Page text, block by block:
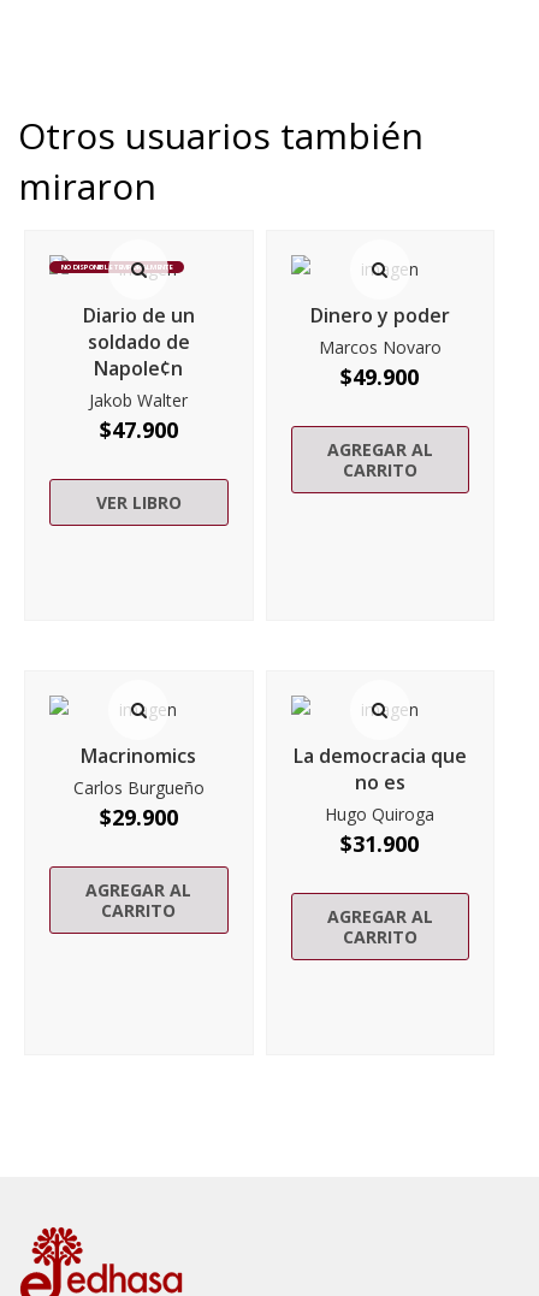
Otros usuarios también
miraron
NO DISPONIBLE TEMPORALMENTE
Diario de un
soldado de
Napole¢n
Jakob Walter
$47.900
VER LIBRO
Dinero y poder
Marcos Novaro
$49.900
AGREGAR AL
CARRITO
Macrinomics
Carlos Burgueño
$29.900
AGREGAR AL
CARRITO
La democracia que
no es
Hugo Quiroga
$31.900
AGREGAR AL
CARRITO